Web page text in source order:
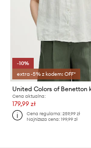
-10%
extra -5% z kodem: OFF*
Cena aktualna:
179,99 zł
Cena regularna:259,99 zł
Najniższa cena:199,99 zł